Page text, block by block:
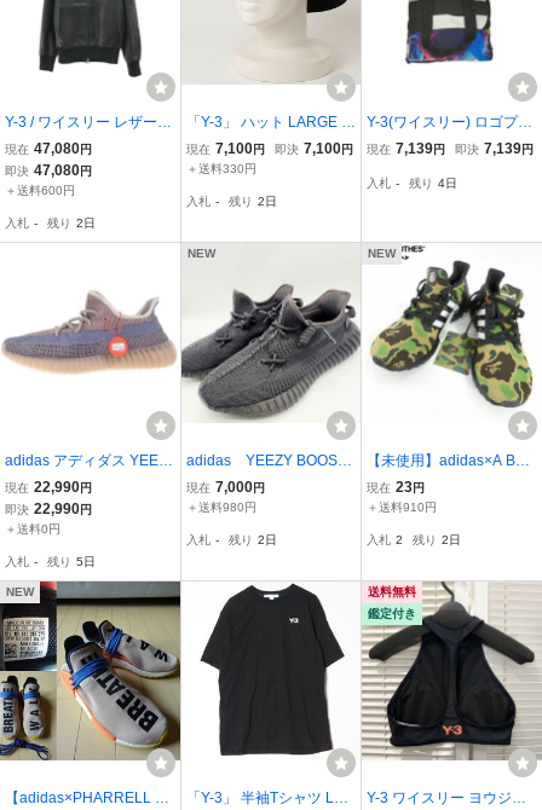
Y-3 / ワイスリー レザー
ロゴパッチ ジップパーカ
ー
現在 47,080円
即決 47,080円
＋送料600円
入札 - 残り 2日
「Y-3」 ハット LARGE ブ
ラック メンズ
現在 7,100円 即決 7,100円
＋送料330円
入札 - 残り 2日
Y-3(ワイスリー) ロゴプリ
ント 総柄 2WAY トートバ
古着 1222
現在 7,139円 即決 7,139円
入札 - 残り 4日
adidas アディダス YEEZ
Y Boost 350V2 Fade イー
ジーブースト350V2 フェ
ード ローカットスニーカ
02795
現在 22,990円
即決 22,990円
＋送料0円
入札 - 残り 5日
NEW
adidas YEEZY BOOST
350 V2 オールブラック
現在 7,000円
＋送料980円
入札 - 残り 2日
NEW
【未使用】adidas×A BAT
HING APE/アディダス×エ
イプ Ultra Boost 4.0 Bape
ベイプカモ F35097/27.5 /
現在 23円
＋送料910円
入札 2 残り 2日
NEW
【adidas×PHARRELL WI
「Y-3」 半袖Tシャツ LAR
送料無料
鑑定付き
Y-3 ワイスリー ヨウジヤ